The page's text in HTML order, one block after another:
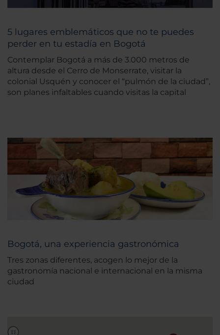
5 lugares emblemáticos que no te puedes
perder en tu estadía en Bogotá
Contemplar Bogotá a más de 3.000 metros de
altura desde el Cerro de Monserrate, visitar la
colonial Usquén y conocer el “pulmón de la ciudad”,
son planes infaltables cuando visitas la capital
Bogotá, una experiencia gastronómica
Tres zonas diferentes, acogen lo mejor de la
gastronomía nacional e internacional en la misma
ciudad